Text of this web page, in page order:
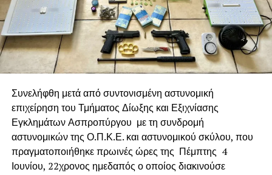
Συνελήφθη μετά από συντονισμένη αστυνομική
επιχείρηση του Τμήματος Δίωξης και Εξιχνίασης
Εγκλημάτων Ασπροπύργου με τη συνδρομή
αστυνομικών της Ο.Π.Κ.Ε. και αστυνομικού σκύλου, που
πραγματοποιήθηκε πρωινές ώρες της Πέμπτης 4
Ιουνίου, 22χρονος ημεδαπός ο οποίος διακινούσε